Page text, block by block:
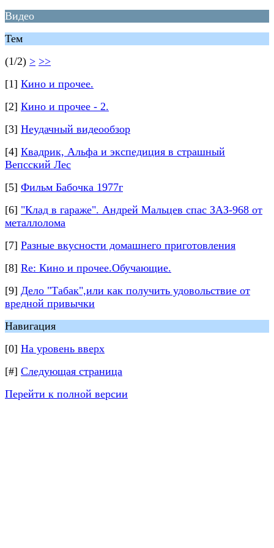
Видео
Тем
(1/2) > >>
[1] Кино и прочее.
[2] Кино и прочее - 2.
[3] Неудачный видеообзор
[4] Квадрик, Альфа и экспедиция в страшный
Вепсский Лес
[5] Фильм Бабочка 1977г
[6] "Клад в гараже". Андрей Мальцев спас ЗАЗ-968 от
металлолома
[7] Разные вкусности домашнего приготовления
[8] Re: Кино и прочее.Обучающие.
[9] Дело "Табак",или как получить удовольствие от
вредной привычки
Навигация
[0] На уровень вверх
[#] Следующая страница
Перейти к полной версии